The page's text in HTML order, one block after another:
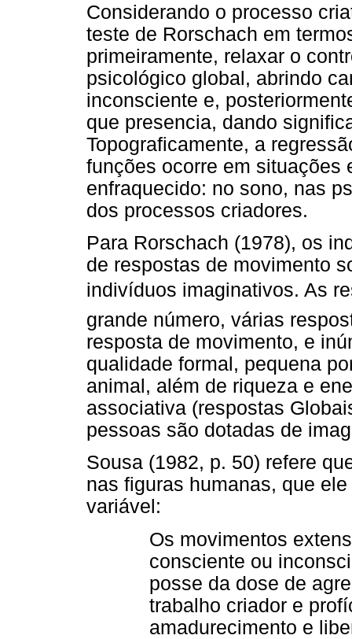
Considerando o processo
teste de Rorschach em
primeiramente, relaxar o
psicológico global, abrindo
inconsciente e,
que presencia, dando
Topograficamente, a
funções ocorre em situações
enfraquecido: no sono, nas
dos processos criadores.
Para Rorschach (1978), os
de respostas de movimento
indivíduos imaginativos. As
grande número, várias
resposta de movimento, e
qualidade formal, pequena
animal, além de riqueza e
associativa (respostas
pessoas são dotadas de
Sousa (1982, p. 50) refere
nas figuras humanas, que
variável:
Os movimentos
consciente ou
posse da dose de
trabalho criador e
amadurecimento e